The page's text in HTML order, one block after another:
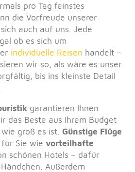
pro Tag feinstes
die Vorfreude unserer
auch auf uns. Jede
ob es sich um
individuelle Reisen handelt –
wir so, als wäre es unser
bis ins kleinste Detail
garantieren Ihnen
das Beste aus Ihrem Budget
groß es ist. Günstige Flüge
Sie wie vorteilhafte
schönen Hotels – dafür
Außerdem